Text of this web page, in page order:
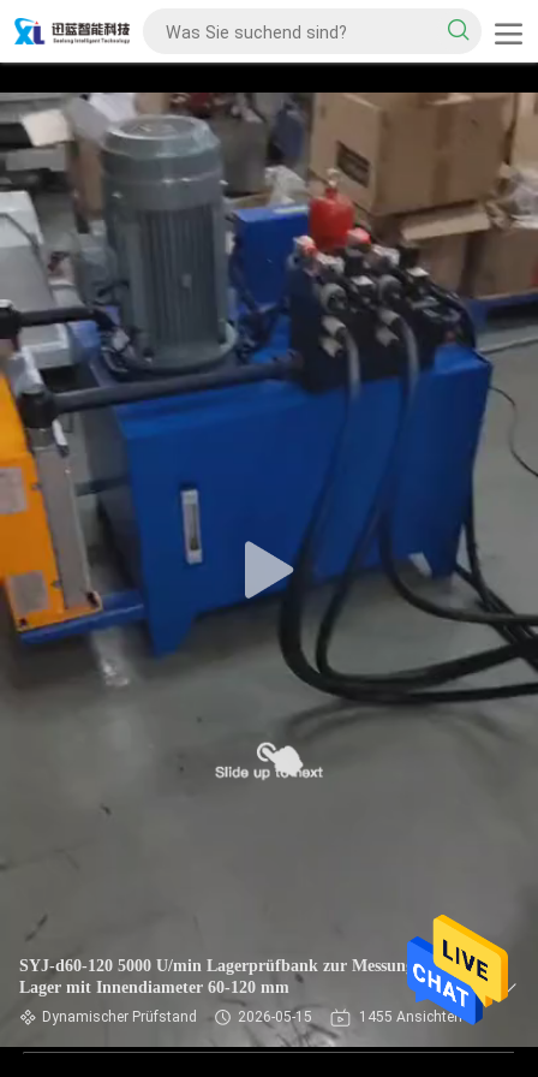
SYJ-d60-120 5000 U/min Lagerprüfbank zur Messung von
Lager mit Innendiameter 60-120 mm
Dynamischer Prüfstand 2026-05-15 1455 Ansichten